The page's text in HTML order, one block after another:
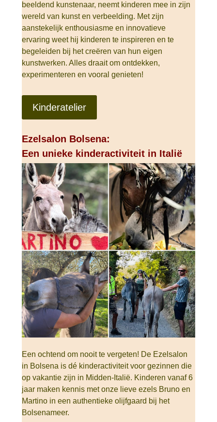
beeldend kunstenaar, neemt kinderen mee in zijn
wereld van kunst en verbeelding. Met zijn
aanstekelijk enthousiasme en innovatieve
ervaring weet hij kinderen te inspireren en te
begeleiden bij het creëren van hun eigen
kunstwerken. Alles draait om ontdekken,
experimenteren en vooral genieten!
Kinderatelier
Ezelsalon Bolsena:
Een unieke kinderactiviteit in Italië
Een ochtend om nooit te vergeten! De Ezelsalon
in Bolsena is dé kinderactiviteit voor gezinnen die
op vakantie zijn in Midden-Italië. Kinderen vanaf 6
jaar maken kennis met onze lieve ezels Bruno en
Martino in een authentieke olijfgaard bij het
Bolsenameer.